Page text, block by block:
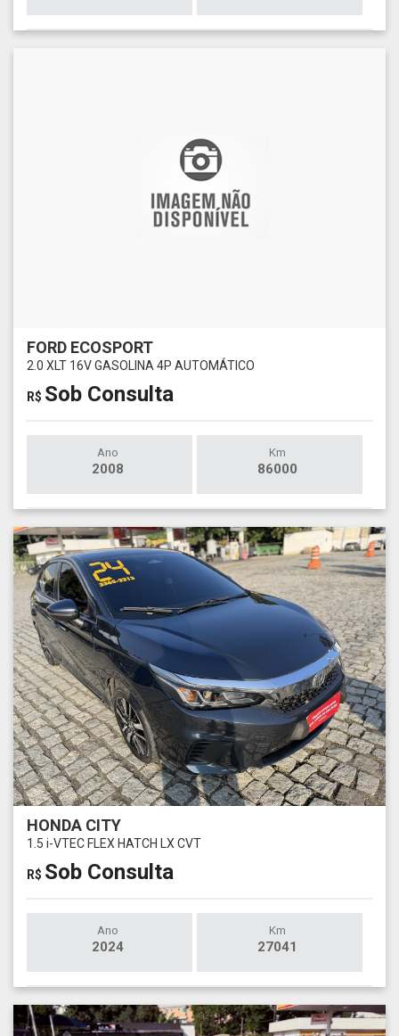
FORD ECOSPORT
2.0 XLT 16V GASOLINA 4P AUTOMÁTICO
R$ Sob Consulta
Ano
2008
Km
86000
HONDA CITY
1.5 i-VTEC FLEX HATCH LX CVT
R$ Sob Consulta
Ano
2024
Km
27041